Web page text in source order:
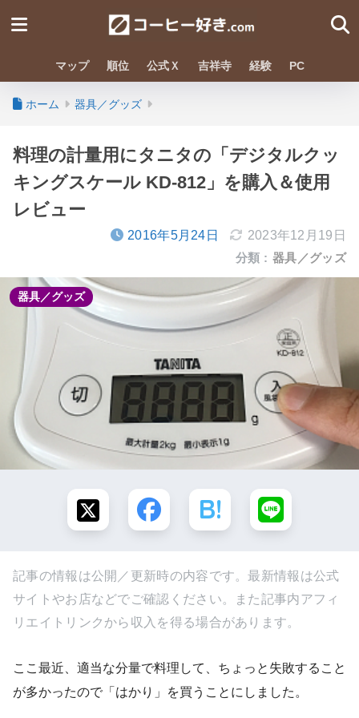
マップ 順位 公式Ｘ 吉祥寺 経験 PC
ホーム 器具／グッズ
料理の計量用にタニタの「デジタルクッ
キングスケール KD-812」を購入＆使用
レビュー
2016年5月24日
2023年12月19日
分類 : 器具／グッズ
器具／グッズ
記事の情報は公開／更新時の内容です。最新情報は公式
サイトやお店などでご確認ください。また記事内アフィ
リエイトリンクから収入を得る場合があります。
ここ最近、適当な分量で料理して、ちょっと失敗すること
が多かったので「はかり」を買うことにしました。